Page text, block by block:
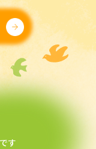
す